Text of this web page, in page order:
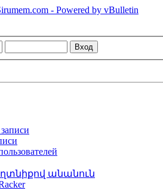
անանուն